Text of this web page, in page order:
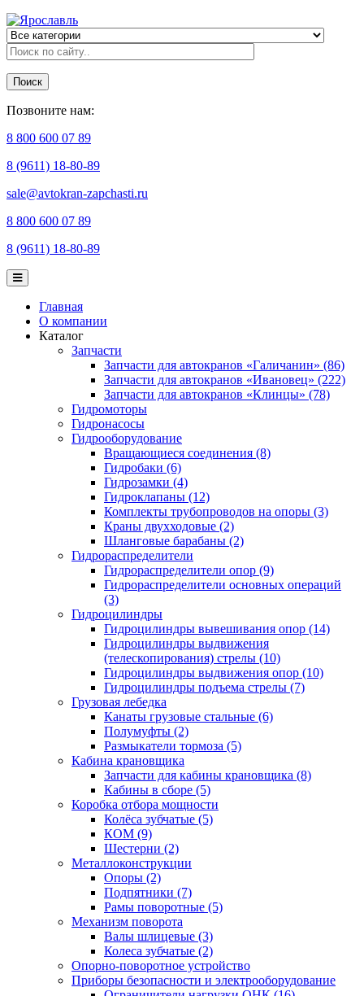
Поиск
Позвоните нам:
8 800 600 07 89
8 (9611) 18-80-89
sale@avtokran-zapchasti.ru
8 800 600 07 89
8 (9611) 18-80-89
Главная
О компании
Каталог
Запчасти
Запчасти для автокранов «Галичанин» (86)
Запчасти для автокранов «Ивановец» (222)
Запчасти для автокранов «Клинцы» (78)
Гидромоторы
Гидронасосы
Гидрооборудование
Вращающиеся соединения (8)
Гидробаки (6)
Гидрозамки (4)
Гидроклапаны (12)
Комплекты трубопроводов на опоры (3)
Краны двухходовые (2)
Шланговые барабаны (2)
Гидрораспределители
Гидрораспределители опор (9)
Гидрораспределители основных операций
(3)
Гидроцилиндры
Гидроцилиндры вывешивания опор (14)
Гидроцилиндры выдвижения
(телескопирования) стрелы (10)
Гидроцилиндры выдвижения опор (10)
Гидроцилиндры подъема стрелы (7)
Грузовая лебедка
Канаты грузовые стальные (6)
Полумуфты (2)
Размыкатели тормоза (5)
Кабина крановщика
Запчасти для кабины крановщика (8)
Кабины в сборе (5)
Коробка отбора мощности
Колёса зубчатые (5)
КОМ (9)
Шестерни (2)
Металлоконструкции
Опоры (2)
Подпятники (7)
Рамы поворотные (5)
Механизм поворота
Валы шлицевые (3)
Колеса зубчатые (2)
Опорно-поворотное устройство
Приборы безопасности и электрооборудование